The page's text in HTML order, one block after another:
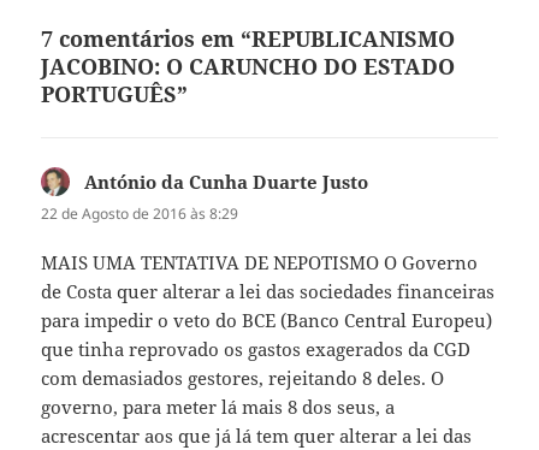
7 comentários em “REPUBLICANISMO
JACOBINO: O CARUNCHO DO ESTADO
PORTUGUÊS”
António da Cunha Duarte Justo
22 de Agosto de 2016 às 8:29
MAIS UMA TENTATIVA DE NEPOTISMO O Governo
de Costa quer alterar a lei das sociedades financeiras
para impedir o veto do BCE (Banco Central Europeu)
que tinha reprovado os gastos exagerados da CGD
com demasiados gestores, rejeitando 8 deles. O
governo, para meter lá mais 8 dos seus, a
acrescentar aos que já lá tem quer alterar a lei das